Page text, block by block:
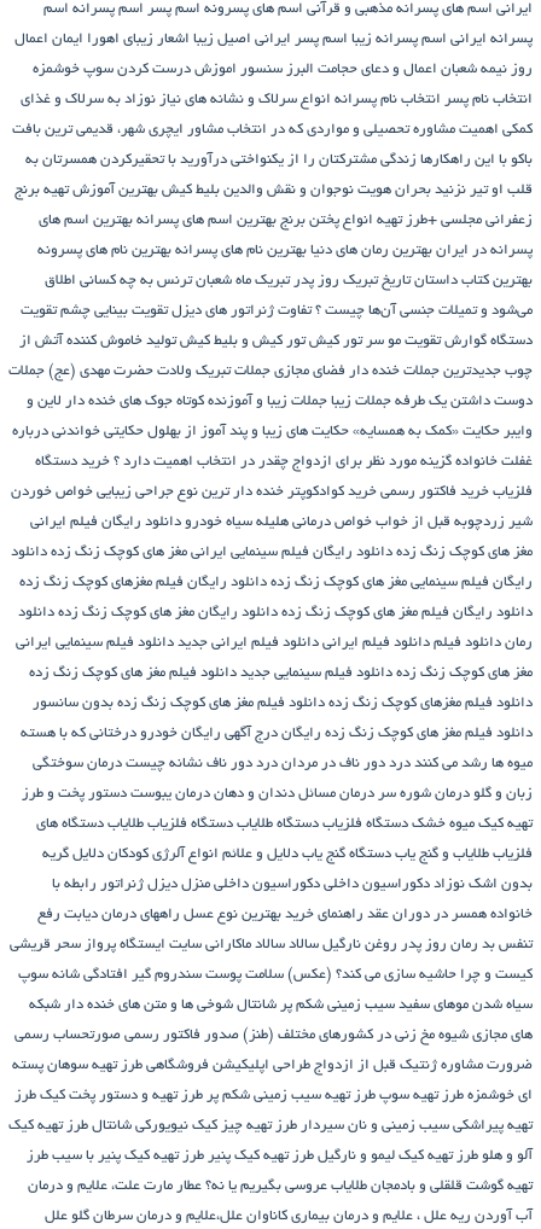
ایرانی اسم های پسرانه مذهبی و قرآنی اسم های پسرونه اسم پسر اسم پسرانه اسم
پسرانه ایرانی اسم پسرانه زیبا اسم پسر ایرانی اصیل زیبا اشعار زیبای اهورا ایمان اعمال
روز نیمه شعبان اعمال و دعای حجامت البرز سنسور اموزش درست کردن سوپ خوشمزه
انتخاب نام پسر انتخاب نام پسرانه انواع سرلاک و نشانه های نیاز نوزاد به سرلاک و غذای
کمکی اهمیت مشاوره تحصیلی و مواردی که در انتخاب مشاور ایچری شهر، قدیمی ترین بافت
باکو با این راهکارها زندگی مشترکتان را از یکنواختی درآورید با تحقیرکردن همسرتان به
قلب او تیر نزنید بحران هویت نوجوان و نقش والدین بلیط کیش بهترین آموزش تهیه برنج
زعفرانی مجلسی +طرز تهیه انواع پختن برنج بهترین اسم های پسرانه بهترین اسم های
پسرانه در ایران بهترین رمان های دنیا بهترین نام های پسرانه بهترین نام های پسرونه
بهترین کتاب داستان تاریخ تبریک روز پدر تبریک ماه شعبان ترنس به چه کسانی اطلاق
می‌شود و تمیلات جنسی آن‌ها چیست ؟ تفاوت ژنراتور های دیزل تقویت بینایی چشم تقویت
دستگاه گوارش تقویت مو سر تور کیش تور کیش و بلیط کیش تولید خاموش کننده آتش از
چوب جدیدترین جملات خنده دار فضای مجازی جملات تبریک ولادت حضرت مهدی (عج) جملات
دوست داشتن یک طرفه جملات زیبا جملات زیبا و آموزنده کوتاه جوک های خنده دار لاین و
وایبر حکایت «کمک به همسایه» حکایت های زیبا و پند آموز از بهلول حکایتی خواندنی درباره
غفلت خانواده گزینه مورد نظر برای ازدواج چقدر در انتخاب اهمیت دارد ؟ خرید دستگاه
فلزیاب خرید فاکتور رسمی خرید کوادکوپتر خنده دار ترین نوع جراحی زیبایی خواص خوردن
شیر زردچوبه قبل از خواب خواص درمانی هلیله سیاه خودرو دانلود رایگان فیلم ایرانی
مغز های کوچک زنگ زده دانلود رایگان فیلم سینمایی ایرانی مغز های کوچک زنگ زده دانلود
رایگان فیلم سینمایی مغز های کوچک زنگ زده دانلود رایگان فیلم مغزهای کوچک زنگ زده
دانلود رایگان فیلم مغز های کوچک زنگ زده دانلود رایگان مغز های کوچک زنگ زده دانلود
رمان دانلود فیلم دانلود فیلم ایرانی دانلود فیلم ایرانی جدید دانلود فیلم سینمایی ایرانی
مغز های کوچک زنگ زده دانلود فیلم سینمایی جدید دانلود فیلم مغز های کوچک زنگ زده
دانلود فیلم مغزهای کوچک زنگ زده دانلود فیلم مغز های کوچک زنگ زده بدون سانسور
دانلود فیلم مغز های کوچک زنگ زده رایگان درج آگهی رایگان خودرو درختانی که با هسته
میوه ها رشد می کنند درد دور ناف در مردان درد دور ناف نشانه چیست درمان سوختگی
زبان و گلو درمان شوره سر درمان مسائل دندان و دهان درمان یبوست دستور پخت و طرز
تهیه کیک میوه خشک دستگاه فلزیاب دستگاه‌ طلایاب دستگاه‌ فلزیاب طلایاب دستگاه‌ های
فلزیاب طلایاب و گنج‌ یاب دستگاه‌ گنج‌ یاب دلایل و علائم انواع آلرژی کودکان دلایل گریه
بدون اشک نوزاد دکوراسیون داخلی دکوراسیون داخلی منزل دیزل ژنراتور رابطه با
خانواده همسر در دوران عقد راهنمای خرید بهترین نوع عسل راههای درمان دیابت رفع
تنفس بد رمان روز پدر روغن نارگیل سالاد سالاد ماکارانی سایت ایستگاه پرواز سحر قریشی
کیست و چرا حاشیه سازی می کند؟ (عکس) سلامت پوست سندروم گیر افتادگی شانه سوپ
سیاه شدن موهای سفید سیب زمینی شکم پر شانتال شوخی ها و متن های خنده دار شبکه
های مجازی شیوه مخ زنی در کشورهای مختلف (طنز) صدور فاکتور رسمی صورتحساب رسمی
ضرورت مشاوره ژنتیک قبل از ازدواج طراحی اپلیکیشن فروشگاهی طرز تهیه سوهان پسته
ای خوشمزه طرز تهیه سوپ طرز تهیه سیب زمینی شکم پر طرز تهیه و دستور پخت کیک طرز
تهیه پیراشكی سيب زمينی و نان سیردار طرز تهیه چیز کیک نیویورکی شانتال طرز تهیه کیک
آلو و هلو طرز تهیه کیک لیمو و نارگیل طرز تهیه کیک پنیر طرز تهیه کیک پنیر با سیب طرز
تهیه گوشت قلقلی و بادمجان طلایاب عروسی بگیریم یا نه؟ عطار مارت علت، علایم و درمان
آب آوردن ریه علل ، علایم و درمان بیماری کاناوان علل،علایم و درمان سرطان گلو علل